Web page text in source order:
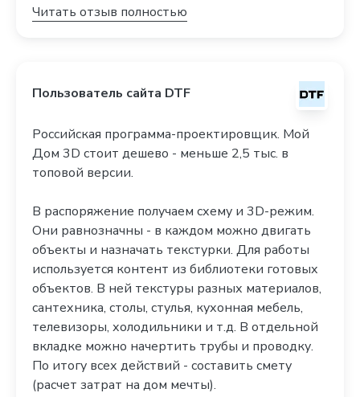
Читать отзыв полностью
Пользователь сайта DTF
Российская программа-проектировщик. Мой
Дом 3D стоит дешево - меньше 2,5 тыс. в
топовой версии.
В распоряжение получаем схему и 3D-режим.
Они равнозначны - в каждом можно двигать
объекты и назначать текстурки. Для работы
используется контент из библиотеки готовых
объектов. В ней текстуры разных материалов,
сантехника, столы, стулья, кухонная мебель,
телевизоры, холодильники и т.д. В отдельной
вкладке можно начертить трубы и проводку.
По итогу всех действий - составить смету
(расчет затрат на дом мечты).